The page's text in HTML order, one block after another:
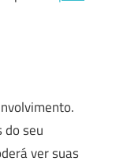
do seu
ver suas